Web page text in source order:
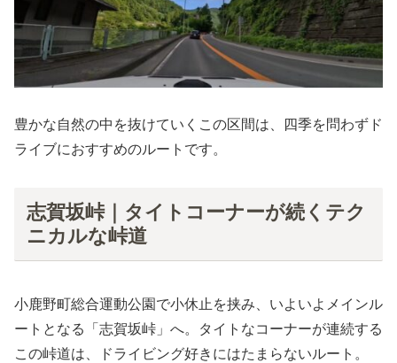
豊かな自然の中を抜けていくこの区間は、四季を問わずド
ライブにおすすめのルートです。
志賀坂峠｜タイトコーナーが続くテク
ニカルな峠道
小鹿野町総合運動公園で小休止を挟み、いよいよメインル
ートとなる「志賀坂峠」へ。タイトなコーナーが連続する
この峠道は、ドライビング好きにはたまらないルート。